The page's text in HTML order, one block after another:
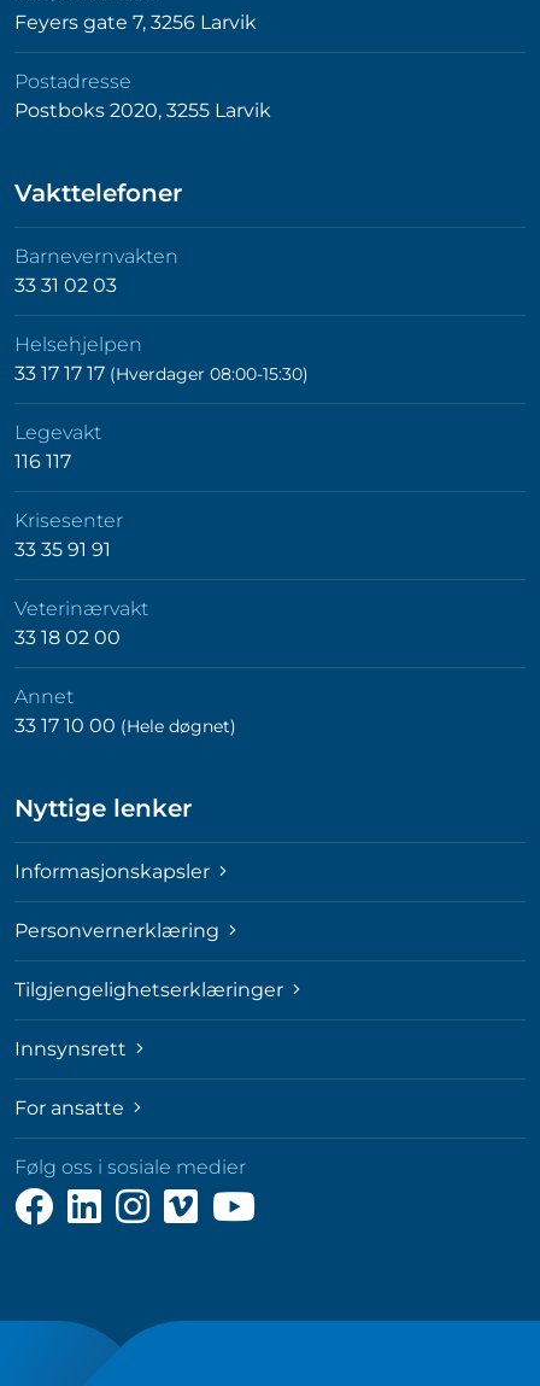
Feyers gate 7, 3256 Larvik
Postadresse
Postboks 2020, 3255 Larvik
Vakttelefoner
Barnevernvakten
33 31 02 03
Helsehjelpen
33 17 17 17 (Hverdager 08:00-15:30)
Legevakt
116 117
Krisesenter
33 35 91 91
Veterinærvakt
33 18 02 00
Annet
33 17 10 00 (Hele døgnet)
Nyttige lenker
Informasjonskapsler
Personvernerklæring
Tilgjengelighetserklæringer
Innsynsrett
For ansatte
Følg oss i sosiale medier
Følg
oss
Følg
oss
Følg
oss
Følg
oss
Følg
oss